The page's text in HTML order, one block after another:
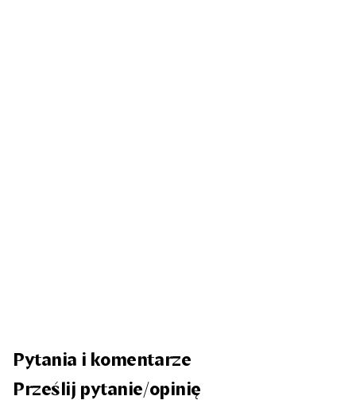
Pytania i komentarze
Prześlij pytanie/opinię